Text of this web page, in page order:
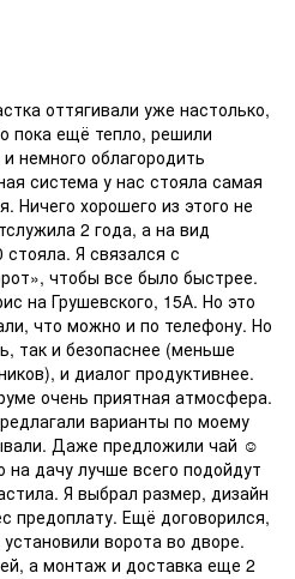
оттягивали уже настолько,
пока ещё тепло, решили
немного облагородить
система у нас стояла самая
Ничего хорошего из этого не
2 года, а на вид
Я связался с
чтобы все было быстрее.
на Грушевского, 15А. Но это
что можно и по телефону. Но
так и безопаснее (меньше
и диалог продуктивнее.
очень приятная атмосфера.
варианты по моему
Даже предложили чай ☺
дачу лучше всего подойдут
Я выбрал размер, дизайн
предоплату. Ещё договорился,
ворота во дворе.
а монтаж и доставка еще 2